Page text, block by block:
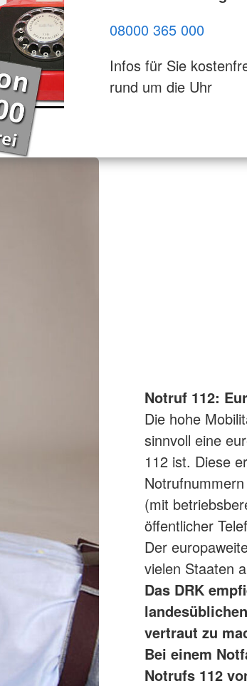
08000 365 000
Infos für Sie
rund um die Uhr
Notruf 112:
Die hohe
sinnvoll eine
112 ist. Diese
(mit
öffentlicher
Der
vielen Staaten
Das DRK
vertraut zu
Bei einem
Notrufs 112